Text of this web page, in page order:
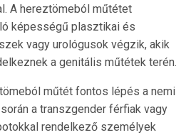
A hereztömeból műtétet
képességű plasztikai és
vagy urológusok végzik, akik
a genitális műtétek terén.
műtét fontos lépés a nemi
a transzgender férfiak vagy
rendelkező személyek